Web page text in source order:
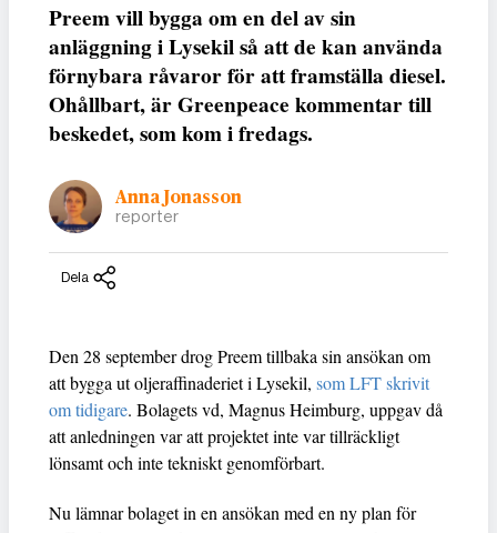
Preem vill bygga om en del av sin
anläggning i Lysekil så att de kan använda
förnybara råvaror för att framställa diesel.
Ohållbart, är Greenpeace kommentar till
beskedet, som kom i fredags.
Anna Jonasson
reporter
Dela
Den 28 september drog Preem tillbaka sin ansökan om
att bygga ut oljeraffinaderiet i Lysekil, som LFT skrivit
om tidigare. Bolagets vd, Magnus Heimburg, uppgav då
att anledningen var att projektet inte var tillräckligt
lönsamt och inte tekniskt genomförbart.
Nu lämnar bolaget in en ansökan med en ny plan för